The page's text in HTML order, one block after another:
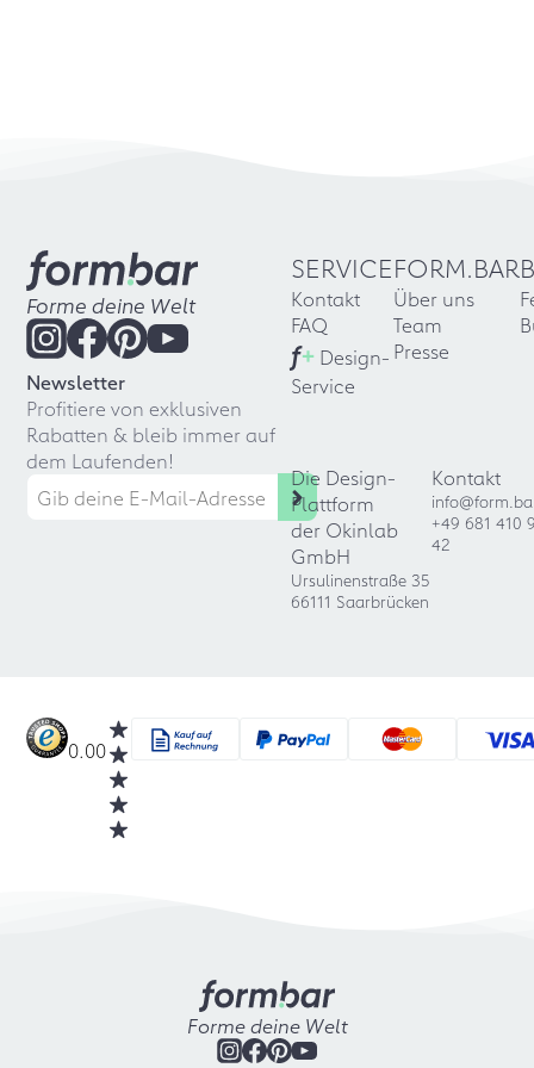
Forme deine Welt
Newsletter
Profitiere von exklusiven
Rabatten & bleib immer auf
dem Laufenden!
SERVICE
Kontakt
FAQ
f+ Design-
Service
FORM.BAR
Über uns
Team
Presse
Die Design-
Plattform
der Okinlab
GmbH
Ursulinenstraße 35
66111 Saarbrücken
Kontakt
+49 681 410
42
0.00
Forme deine Welt